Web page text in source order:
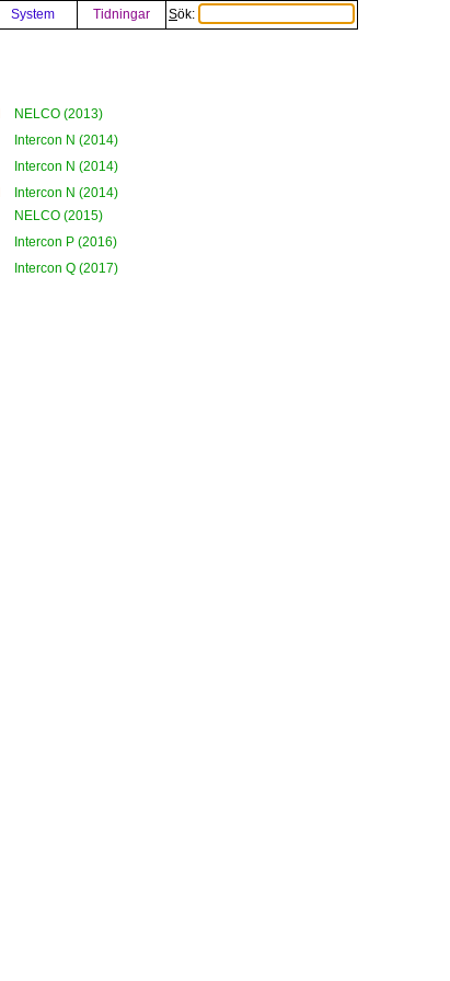
System Tidningar Sök:
NELCO (2013)
Intercon N (2014)
Intercon N (2014)
Intercon N (2014)
NELCO (2015)
Intercon P (2016)
Intercon Q (2017)